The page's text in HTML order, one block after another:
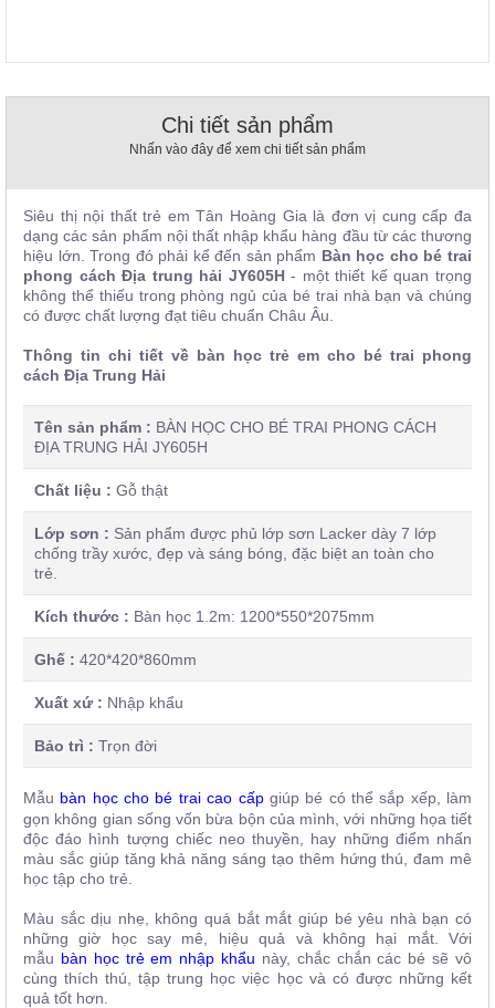
Cây
, đồ
Nhà
Hàng
Thất
Hàng
Chi tiết sản phẩm
Nhấn vào đây để xem chi tiết sản phẩm
Siêu thị nội thất trẻ em Tân Hoàng Gia là đơn vị cung cấp đa
dạng các sản phẩm nội thất nhập khẩu hàng đầu từ các thương
hiệu lớn. Trong đó phải kể đến sản phẩm Bàn học cho bé trai
phong cách Địa trung hải JY605H- một thiết kế quan trọng
không thể thiếu trong phòng ngủ của bé trai nhà bạn và chúng
có được chất lượng đạt tiêu chuẩn Châu Âu.
Thông tin chi tiết về bàn học trẻ em cho bé trai phong
cách Địa Trung Hải
Tên sản phẩm : BÀN HỌC CHO BÉ TRAI PHONG CÁCH
ĐỊA TRUNG HẢI JY605H
Chất liệu : Gỗ thật
Lớp sơn : Sản phẩm được phủ lớp sơn Lacker dày 7 lớp
chống trầy xước, đẹp và sáng bóng, đặc biệt an toàn cho
trẻ.
Kích thước : Bàn học 1.2m: 1200*550*2075mm
Ghế : 420*420*860mm
Xuất xứ : Nhập khẩu
Bảo trì : Trọn đời
Mẫu bàn học cho bé traicao cấp giúp bé có thể sắp xếp, làm
gọn không gian sống vốn bừa bộn của mình, với những họa tiết
độc đáo hình tượng chiếc neo thuyền, hay những điểm nhấn
màu sắc giúp tăng khả năng sáng tạo thêm hứng thú, đam mê
học tập cho trẻ.
Màu sắc dịu nhẹ, không quá bắt mắt giúp bé yêu nhà bạn có
những giờ học say mê, hiệu quả và không hại mắt. Với
mẫu bàn học trẻ em nhập khẩu này, chắc chắn các bé sẽ vô
cùng thích thú, tập trung học việc học và có được những kết
quả tốt hơn.